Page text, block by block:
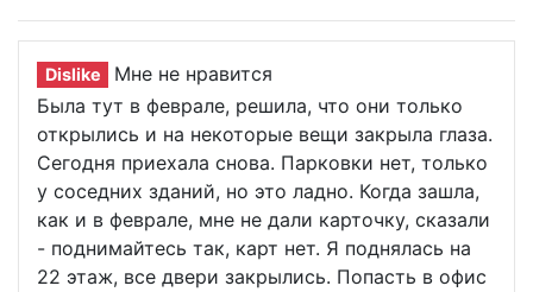
Dislike
Мне не нравится
Была тут в феврале, решила, что они только
открылись и на некоторые вещи закрыла глаза.
Сегодня приехала снова. Парковки нет, только
у соседних зданий, но это ладно. Когда зашла,
как и в феврале, мне не дали карточку, сказали
- поднимайтесь так, карт нет. Я поднялась на
22 этаж, все двери закрылись. Попасть в офис